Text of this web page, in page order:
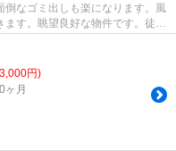
なゴミ出しも楽になります。風
す。眺望良好な物件です。徒歩
円)
ヶ月